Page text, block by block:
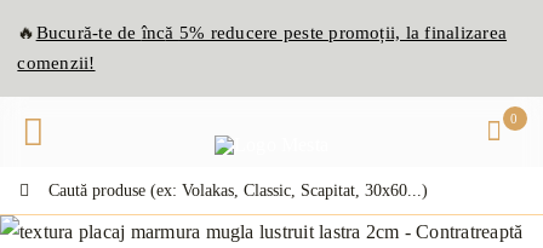
🔥Bucură-te deîncă 5% reducere peste promoții, la finalizarea
comenzii!
0